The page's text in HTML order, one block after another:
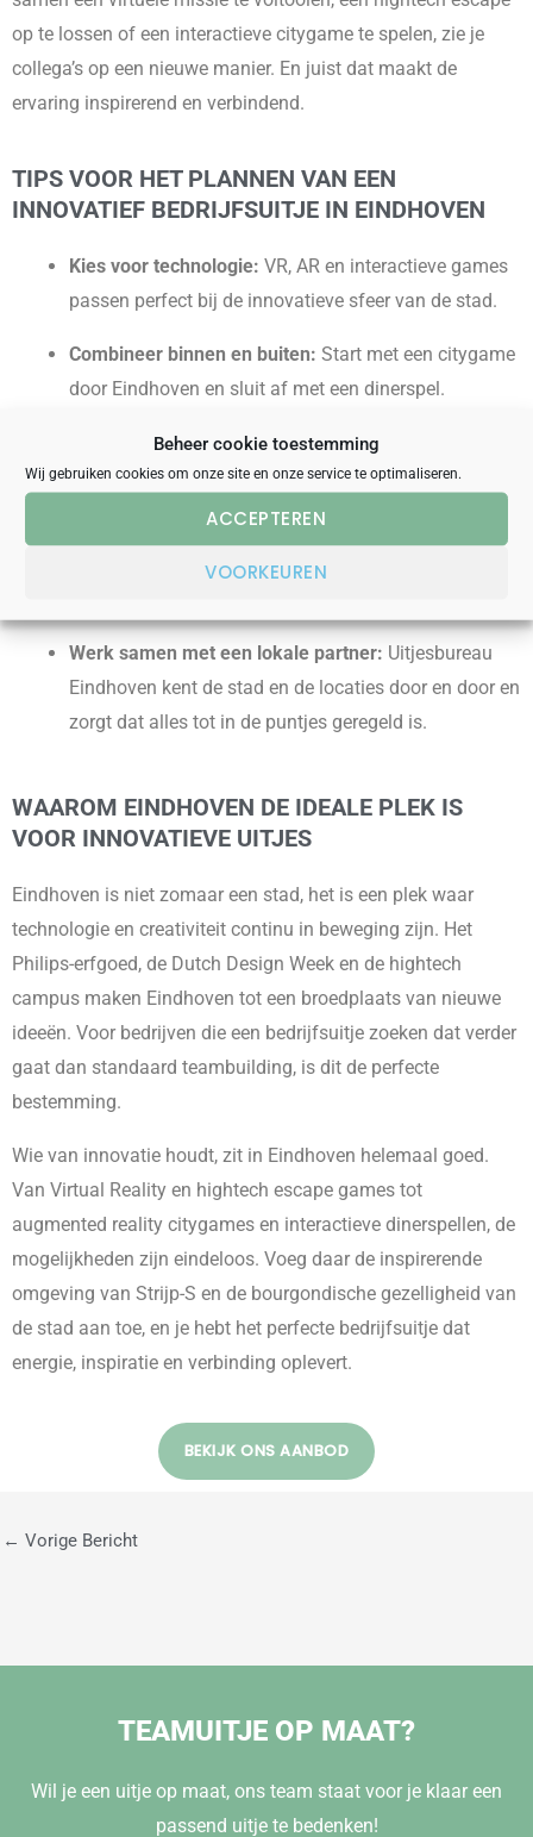
Beheer cookie toestemming
Wij gebruiken cookies om onze site en onze service te optimaliseren.
ACCEPTEREN
VOORKEUREN
op te lossen of een interactieve citygame te spelen, zie je
collega’s op een nieuwe manier. En juist dat maakt de
ervaring inspirerend en verbindend.
TIPS VOOR HET PLANNEN VAN EEN
INNOVATIEF BEDRIJFSUITJE IN EINDHOVEN
Kies voor technologie: VR, AR en interactieve games
passen perfect bij de innovatieve sfeer van de stad.
Combineer binnen en buiten: Start met een citygame
door Eindhoven en sluit af met een dinerspel.
Zorg voor een verrassend element:Denk aan een
geheime locatie, een onverwachte gadget of een
creatieve afsluiting.
Maak het compleet:Voeg een borrel, diner of feest
Werk samen met een lokale partner: Uitjesbureau
Eindhoven kent de stad en de locaties door en door en
zorgt dat alles tot in de puntjes geregeld is.
WAAROM EINDHOVEN DE IDEALE PLEK IS
VOOR INNOVATIEVE UITJES
Eindhoven is niet zomaar een stad, het is een plek waar
technologie en creativiteit continu in beweging zijn. Het
Philips-erfgoed, de Dutch Design Week en de hightech
campus maken Eindhoven tot een broedplaats van nieuwe
ideeën. Voor bedrijven die een bedrijfsuitje zoeken dat verder
gaat dan standaard teambuilding, is dit de perfecte
bestemming.
Wie van innovatie houdt, zit in Eindhoven helemaal goed.
Van Virtual Reality en hightech escape games tot
augmented reality citygames en interactieve dinerspellen, de
mogelijkheden zijn eindeloos. Voeg daar de inspirerende
omgeving van Strijp-S en de bourgondische gezelligheid van
de stad aan toe, en je hebt het perfecte bedrijfsuitje dat
energie, inspiratie en verbinding oplevert.
BEKIJK ONS AANBOD
← Vorige Bericht
TEAMUITJE OP MAAT?
Wil je een uitje op maat, ons team staat voor je klaar een
passend uitje te bedenken!